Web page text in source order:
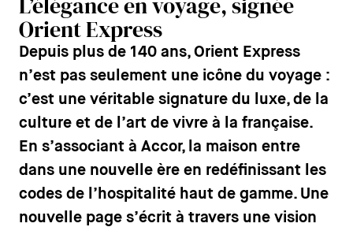
Orient Express
Depuis plus de 140 ans, Orient Express
n’est pas seulement une icône du voyage :
c’est une véritable signature du luxe, de la
culture et de l’art de vivre à la française.
En s’associant à Accor, la maison entre
dans une nouvelle ère en redéfinissant les
codes de l’hospitalité haut de gamme. Une
nouvelle page s’écrit à travers une vision